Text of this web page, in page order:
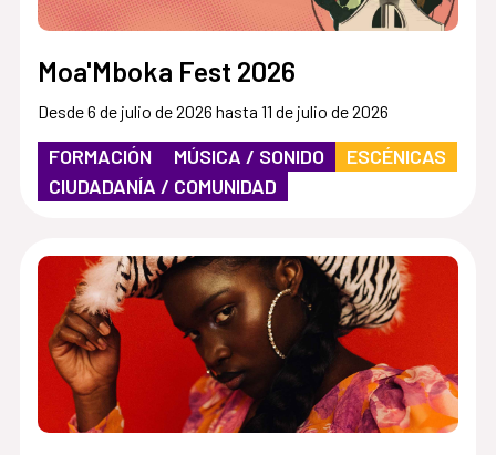
Moa'Mboka Fest 2026
Desde 6 de julio de 2026 hasta 11 de julio de 2026
FORMACIÓN MÚSICA / SONIDO
ESCÉNICAS
CIUDADANÍA / COMUNIDAD